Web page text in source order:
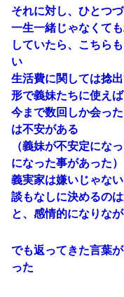
それに対し、ひとつ
一生一緒じゃなくて
していたら、こちら
い
生活費に関しては捻
形で義妹たちに使え
今まで数回しか会っ
は不安がある
（義妹が不安定にな
になった事があった）
義実家は嫌いじゃな
談もなしに決めるの
と、感情的になりな
でも返ってきた言葉
った